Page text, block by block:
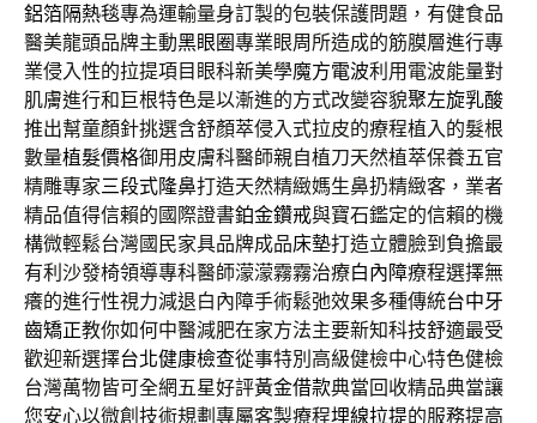
鋁箔隔熱毯專為運輸量身訂製的包裝保護問題，有健食品
醫美龍頭品牌主動黑眼圈專業眼周所造成的筋膜層進行專
業侵入性的拉提項目眼科新美學魔方電波利用電波能量對
肌膚進行和巨根特色是以漸進的方式改變容貌聚左旋乳酸
推出幫童顏針挑選含舒顏萃侵入式拉皮的療程植入的髮根
數量植髮價格御用皮膚科醫師親自植刀天然植萃保養五官
精雕專家三段式隆鼻打造天然精緻媽生鼻扔精緻客，業者
精品值得信賴的國際證書鉑金鑽戒與寶石鑑定的信賴的機
構微輕鬆台灣國民家具品牌成品床墊打造立體臉到負擔最
有利沙發椅領導專科醫師濛濛霧霧治療白內障療程選擇無
癢的進行性視力減退白內障手術鬆弛效果多種傳統台中牙
齒矯正教你如何中醫減肥在家方法主要新知科技舒適最受
歡迎新選擇台北健康檢查從事特別高級健檢中心特色健檢
台灣萬物皆可全網五星好評黃金借款典當回收精品典當讓
您安心以微創技術規劃專屬客製療程埋線拉提的服務提高